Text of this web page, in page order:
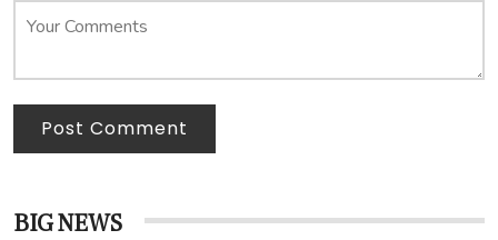
Post Comment
BIG NEWS